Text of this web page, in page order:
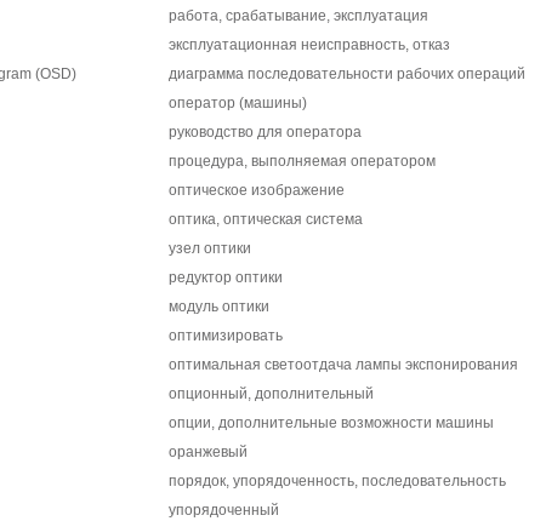
работа, срабатывание, эксплуатация
эксплуатационная неисправность, отказ
(OSD)
диаграмма последовательности рабочих операций
оператор (машины)
руководство для оператора
процедура, выполняемая оператором
оптическое изображение
оптика, оптическая система
узел оптики
редуктор оптики
модуль оптики
оптимизировать
оптимальная светоотдача лампы экспонирования
опционный, дополнительный
опции, дополнительные возможности машины
оранжевый
порядок, упорядоченность, последовательность
упорядоченный